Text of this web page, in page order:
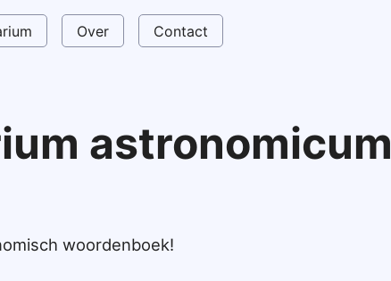
Over Contact
astronomicum
woordenboek!